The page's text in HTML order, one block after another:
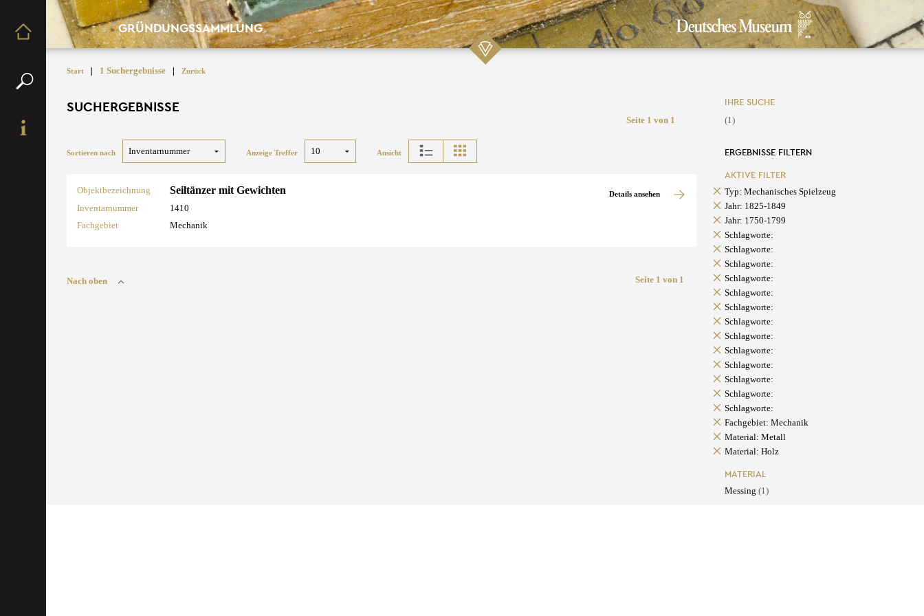
GRÜNDUNGSSAMMLUNG
Start | 1 Suchergebnisse | Zurück
SUCHERGEBNISSE
Seite 1 von 1
Sortieren nach Anzeige Treffer Ansicht
Objektbezeichnung Seiltänzer mit Gewichten
Inventarnummer
1410
Fachgebiet
Mechanik
Details ansehen
Nach oben Seite 1 von 1
IHRE SUCHE
(1)
ERGEBNISSE FILTERN
AKTIVE FILTER
Typ: Mechanisches Spielzeug
Jahr: 1825-1849
Jahr: 1750-1799
Schlagworte:
Schlagworte:
Schlagworte:
Schlagworte:
Schlagworte:
Schlagworte:
Schlagworte:
Schlagworte:
Schlagworte:
Schlagworte:
Schlagworte:
Schlagworte:
Schlagworte:
Fachgebiet: Mechanik
Material: Metall
Material: Holz
MATERIAL
Messing (1)